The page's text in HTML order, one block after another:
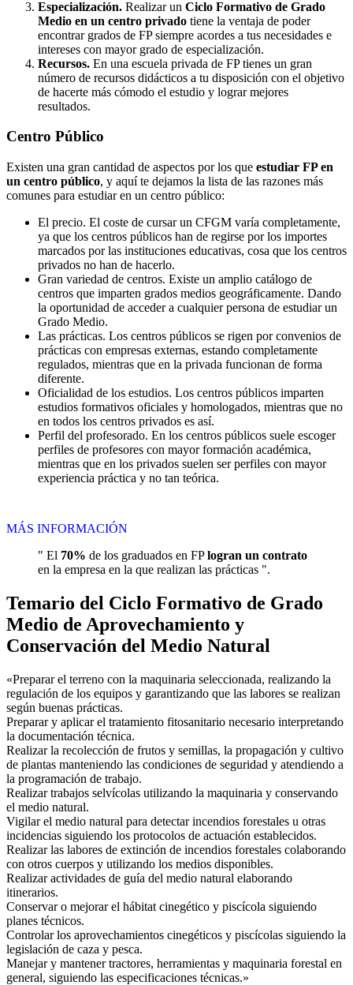
Especialización. Realizar un Ciclo Formativo de Grado
Medio en un centro privado tiene la ventaja de poder
encontrar grados de FP siempre acordes a tus necesidades e
intereses con mayor grado de especialización.
Recursos. En una escuela privada de FP tienes un gran
número de recursos didácticos a tu disposición con el objetivo
de hacerte más cómodo el estudio y lograr mejores
resultados.
Centro Público
Existen una gran cantidad de aspectos por los que estudiar FP en
un centro público, y aquí te dejamos la lista de las razones más
comunes para estudiar en un centro público:
El precio. El coste de cursar un CFGM varía completamente,
ya que los centros públicos han de regirse por los importes
marcados por las instituciones educativas, cosa que los centros
privados no han de hacerlo.
Gran variedad de centros. Existe un amplio catálogo de
centros que imparten grados medios geográficamente. Dando
la oportunidad de acceder a cualquier persona de estudiar un
Grado Medio.
Las prácticas. Los centros públicos se rigen por convenios de
prácticas con empresas externas, estando completamente
regulados, mientras que en la privada funcionan de forma
diferente.
Oficialidad de los estudios. Los centros públicos imparten
estudios formativos oficiales y homologados, mientras que no
en todos los centros privados es así.
Perfil del profesorado. En los centros públicos suele escoger
perfiles de profesores con mayor formación académica,
mientras que en los privados suelen ser perfiles con mayor
experiencia práctica y no tan teórica.
MÁS INFORMACIÓN
" El 70% de los graduados en FPlogran un contrato
en la empresa en la que realizan las prácticas ".
Temario del Ciclo Formativo de Grado
Medio de Aprovechamiento y
Conservación del Medio Natural
«Preparar el terreno con la maquinaria seleccionada, realizando la
regulación de los equipos y garantizando que las labores se realizan
según buenas prácticas.
Preparar y aplicar el tratamiento fitosanitario necesario interpretando
la documentación técnica.
Realizar la recolección de frutos y semillas, la propagación y cultivo
de plantas manteniendo las condiciones de seguridad y atendiendo a
la programación de trabajo.
Realizar trabajos selvícolas utilizando la maquinaria y conservando
el medio natural.
Vigilar el medio natural para detectar incendios forestales u otras
incidencias siguiendo los protocolos de actuación establecidos.
Realizar las labores de extinción de incendios forestales colaborando
con otros cuerpos y utilizando los medios disponibles.
Realizar actividades de guía del medio natural elaborando
itinerarios.
Conservar o mejorar el hábitat cinegético y piscícola siguiendo
planes técnicos.
Controlar los aprovechamientos cinegéticos y piscícolas siguiendo la
legislación de caza y pesca.
Manejar y mantener tractores, herramientas y maquinaria forestal en
general, siguiendo las especificaciones técnicas.»